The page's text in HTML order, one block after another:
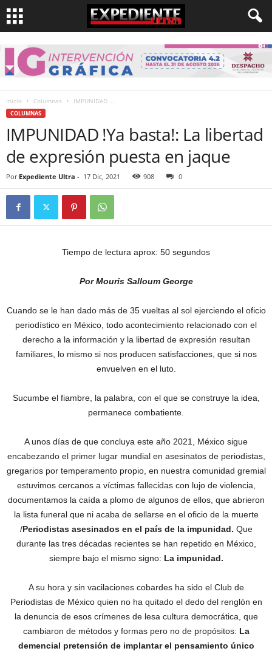
Inicio Columnas IMPUNIDAD ...
COLUMNAS
IMPUNIDAD !Ya basta!: La libertad
de expresión puesta en jaque
Por Expediente Ultra - 17 Dic, 2021 908 0
Tiempo de lectura aprox: 50 segundos
Por Mouris Salloum George
Cuando se le han dado más de 35 vueltas al sol ejerciendo el oficio
periodístico en México, todo acontecimiento relacionado con el
derecho a la información y la libertad de expresión resultan
familiares, lo mismo si nos producen satisfacciones, que si nos
envuelven en el luto.
Sucumbe el fiambre, la palabra, con el que se construye la idea,
permanece combatiente.
A unos días de que concluya este año 2021, México sigue
encabezando el primer lugar mundial en asesinatos de periodistas,
gregarios por temperamento propio, en nuestra comunidad gremial
estuvimos cercanos a víctimas fallecidas con lujo de violencia,
documentamos la caída a plomo de algunos de ellos, que abrieron
la lista funeral que ni acaba de sellarse en el oficio de la muerte
/Periodistas asesinados en el país de la impunidad. Que
durante las tres décadas recientes se han repetido en México,
siempre bajo el mismo signo: La impunidad.
A su hora y sin vacilaciones cobardes ha sido el Club de
Periodistas de México quien no ha quitado el dedo del renglón en
la denuncia de esos crímenes de lesa cultura democrática, que
cambiaron de métodos y formas pero no de propósitos: La
demencial pretensión de implantar el pensamiento único